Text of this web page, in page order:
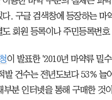
다. 구글 검색창에 등장하는 마
회원 등록이나 주민등록번
이 발표한 '2010년 마약류 밀
발 건수는 전년도보다 53%
부분 인터넷을 통해 구매한 것